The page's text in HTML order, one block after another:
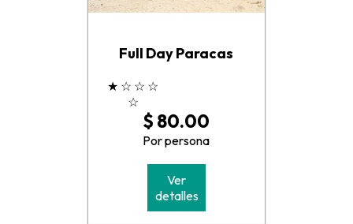
Full Day Paracas
★ ☆ ☆ ☆
☆
$ 80.00
Por persona
Ver
detalles